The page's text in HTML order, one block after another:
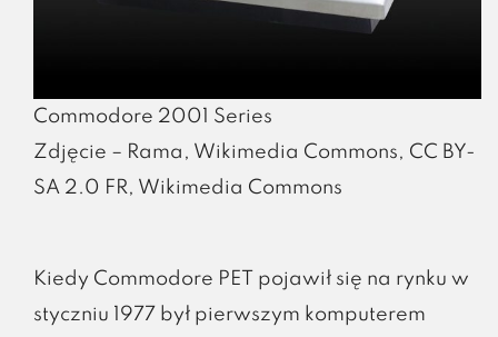
Commodore 2001 Series
Zdjęcie – Rama, Wikimedia Commons, CC BY-
SA 2.0 FR, Wikimedia Commons
Kiedy Commodore PET pojawił się na rynku w
styczniu 1977 był pierwszym komputerem